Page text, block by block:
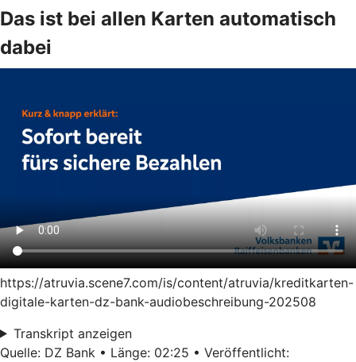
Das ist bei allen Karten automatisch
dabei
https://atruvia.scene7.com/is/content/atruvia/kreditkarten-
digitale-karten-dz-bank-audiobeschreibung-202508
Transkript anzeigen
Quelle: DZ Bank • Länge: 02:25 • Veröffentlicht: